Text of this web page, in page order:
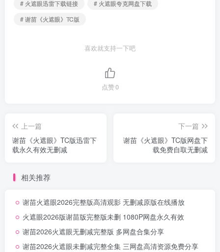
# 火遮眼迅雷下载链接
# 火遮眼夸克网盘下载
# 谢苗《火遮眼》TC版
喜欢就支持一下吧
点赞0
上一篇
谢苗《火遮眼》TC版迅雷下
载永久有效无删减
下一篇
谢苗《火遮眼》TC版网盘下
载免费自取无删减
相关推荐
谢苗火遮眼2026完整版高清观影 无删减原版在线播放
火遮眼2026版谢苗版完整版未删 1080P网盘永久有效
谢苗2026火遮眼无删减完整版 多网盘合集分享
谢苗2026火遮眼未删减完整全集 三网盘高清资源免费分享